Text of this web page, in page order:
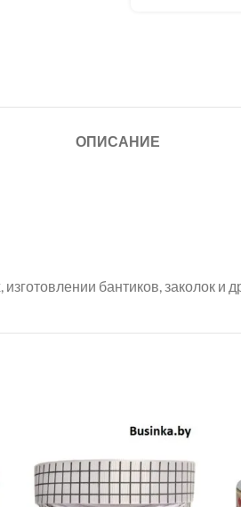
ОПИСАНИЕ
бантиков, заколок и